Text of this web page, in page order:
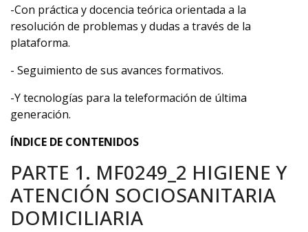
-Con práctica y docencia teórica orientada a la
resolución de problemas y dudas a través de la
plataforma.
- Seguimiento de sus avances formativos.
-Y tecnologías para la teleformación de última
generación.
ÍNDICE DE CONTENIDOS
PARTE 1. MF0249_2 HIGIENE Y
ATENCIÓN SOCIOSANITARIA
DOMICILIARIA